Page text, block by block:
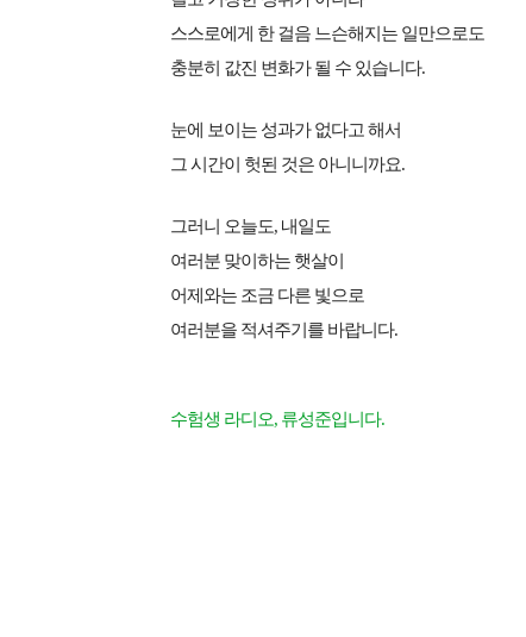
스스로에게 한 걸음 느슨해지는 일만으로도
충분히 값진 변화가 될 수 있습니다.
눈에 보이는 성과가 없다고 해서
그 시간이 헛된 것은 아니니까요.
그러니 오늘도, 내일도
여러분 맞이하는 햇살이
어제와는 조금 다른 빛으로
여러분을 적셔주기를 바랍니다.
수험생 라디오, 류성준입니다.